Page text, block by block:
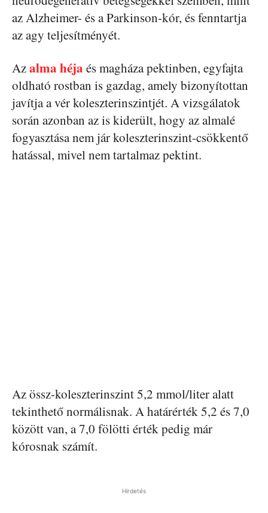
az Alzheimer- és a Parkinson-kór, és fenntartja
az agy teljesítményét.
Azalma héja és magháza pektinben, egyfajta
oldható rostban is gazdag, amely bizonyítottan
javítja a vér koleszterinszintjét. A vizsgálatok
során azonban az is kiderült, hogy az almalé
fogyasztása nem jár koleszterinszint-csökkentő
hatással, mivel nem tartalmaz pektint.
Az össz-koleszterinszint 5,2 mmol/liter alatt
tekinthető normálisnak. A határérték 5,2 és 7,0
között van, a 7,0 fölötti érték pedig már
kórosnak számít.
Hirdetés